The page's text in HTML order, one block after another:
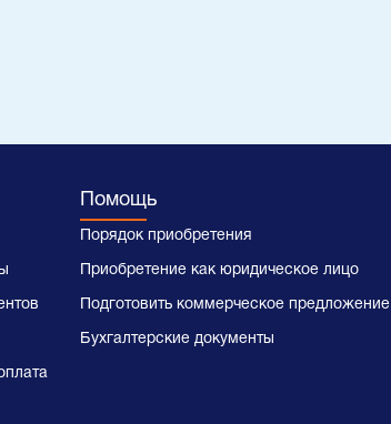
Помощь
Порядок приобретения
Приобретение как юридическое лицо
Подготовить коммерческое предложение
Бухгалтерские документы